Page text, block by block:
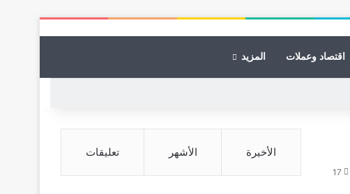
اقتصاد وعملات المزيد
17
الأخيرة الأشهر تعليقات